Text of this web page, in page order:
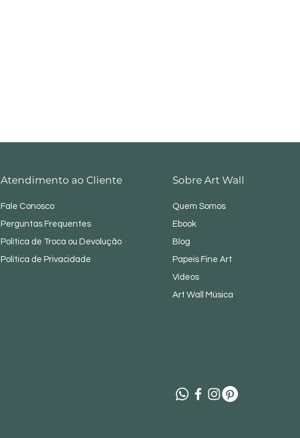
Atendimento ao Cliente
Fale Conosco
Perguntas Frequentes
Política de Troca ou Devolução
Política de Privacidade
Sobre Art Wall
Quem Somos
Ebook
Blog
Papeis Fine Art
Vídeos
Art Wall Música